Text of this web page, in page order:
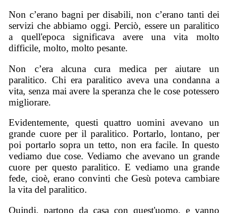
Non c’erano bagni per disabili, non c’erano tanti dei
servizi che abbiamo oggi. Perciò, essere un paralitico
a quell'epoca significava avere una vita molto
difficile, molto, molto pesante.
Non c’era alcuna cura medica per aiutare un
paralitico. Chi era paralitico aveva una condanna a
vita, senza mai avere la speranza che le cose potessero
migliorare.
Evidentemente, questi quattro uomini avevano un
grande cuore per il paralitico. Portarlo, lontano, per
poi portarlo sopra un tetto, non era facile. In questo
vediamo due cose. Vediamo che avevano un grande
cuore per questo paralitico. E vediamo una grande
fede, cioè, erano convinti che Gesù poteva cambiare
la vita del paralitico.
Quindi, partono da casa con quest'uomo, e vanno